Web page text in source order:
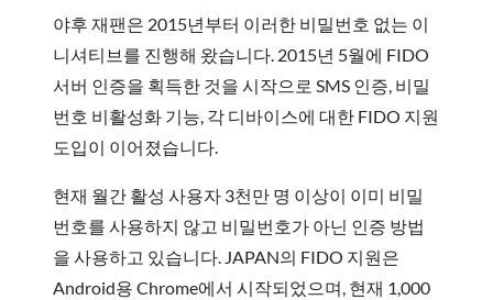
야후 재팬은 2015년부터 이러한 비밀번호 없는 이
니셔티브를 진행해 왔습니다. 2015년 5월에 FIDO
서버 인증을 획득한 것을 시작으로 SMS 인증, 비밀
번호 비활성화 기능, 각 디바이스에 대한 FIDO 지원
도입이 이어졌습니다.
현재 월간 활성 사용자 3천만 명 이상이 이미 비밀
번호를 사용하지 않고 비밀번호가 아닌 인증 방법
을 사용하고 있습니다. JAPAN의 FIDO 지원은
Android용 Chrome에서 시작되었으며, 현재 1,000